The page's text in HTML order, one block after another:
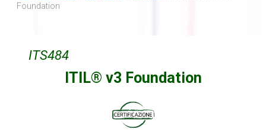
Foundation
ITS484
ITIL® v3 Foundation